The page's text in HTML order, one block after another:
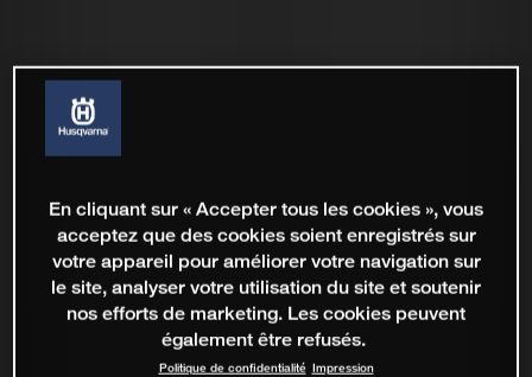
En cliquant sur « Accepter tous les cookies », vous
acceptez que des cookies soient enregistrés sur
votre appareil pour améliorer votre navigation sur
le site, analyser votre utilisation du site et soutenir
nos efforts de marketing. Les cookies peuvent
également être refusés.
Politique de confidentialité Impression